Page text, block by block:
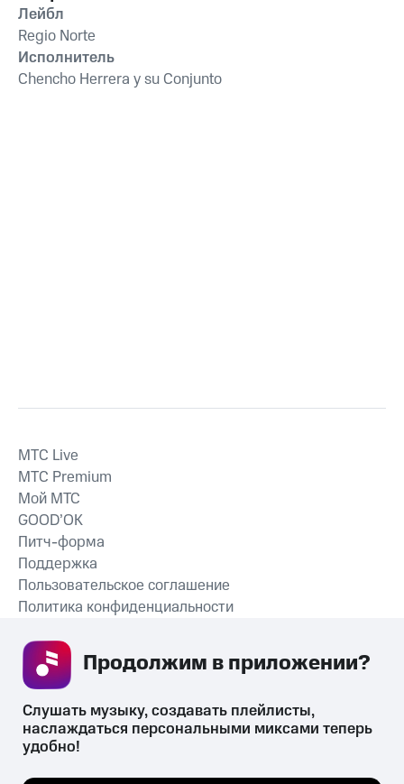
Лейбл
Regio Norte
Исполнитель
Chencho Herrera y su Conjunto
СКАЧАТЬ ПРИЛОЖЕНИЕ
MTС Live
MTС Premium
Мой МТС
GOOD’OK
Питч-форма
Поддержка
Пользовательское соглашение
Политика конфиденциальности
Слушать музыку, создавать плейлисты,
наслаждаться персональными миксами теперь
удобно!